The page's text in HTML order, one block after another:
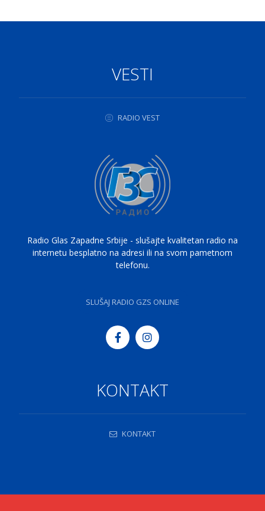
VESTI
RADIO VEST
Radio Glas Zapadne Srbije - slušajte kvalitetan radio na
internetu besplatno na adresi ili na svom pametnom
telefonu.
SLUŠAJ RADIO GZS ONLINE
KONTAKT
KONTAKT